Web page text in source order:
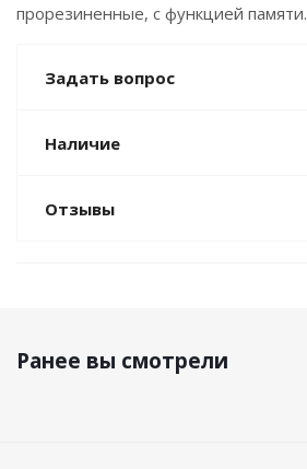
прорезиненные, с функцией памяти.
Задать вопрос
Наличие
Отзывы
Ранее вы смотрели